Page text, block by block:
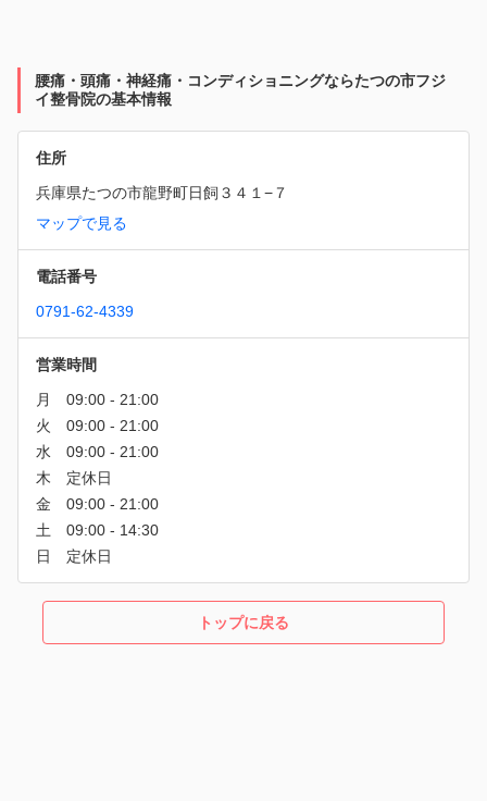
腰痛・頭痛・神経痛・コンディショニングならたつの市フジ
イ整骨院の基本情報
住所
兵庫県たつの市龍野町日飼３４１−７
マップで見る
電話番号
0791-62-4339
営業時間
トップに戻る